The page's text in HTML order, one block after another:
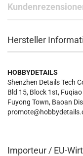
Hersteller
HOBBYDETAILS
Shenzhen Details Tech
Bld 15, Block 1st,
Fuyong Town, Baoan
Importeur / EU-